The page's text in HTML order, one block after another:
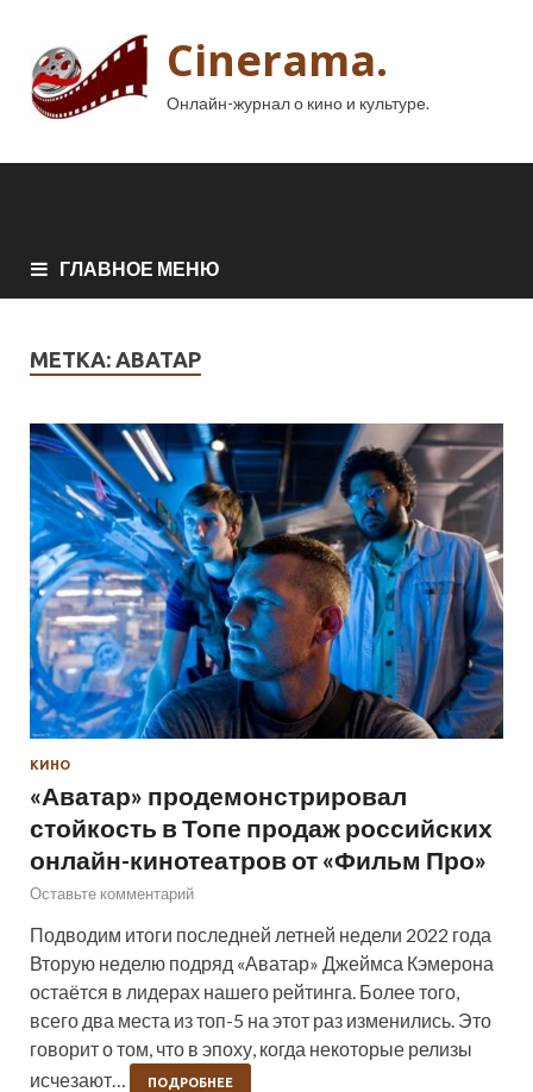
Cinerama.
Онлайн-журнал о кино и культуре.
ГЛАВНОЕ МЕНЮ
МЕТКА: АВАТАР
КИНО
«Аватар» продемонстрировал
стойкость в Топе продаж российских
онлайн-кинотеатров от «Фильм Про»
Оставьте комментарий
Подводим итоги последней летней недели 2022 года
Вторую неделю подряд «Аватар» Джеймса Кэмерона
остаётся в лидерах нашего рейтинга. Более того,
всего два места из топ-5 на этот раз изменились. Это
говорит о том, что в эпоху, когда некоторые релизы
исчезают…
ПОДРОБНЕЕ